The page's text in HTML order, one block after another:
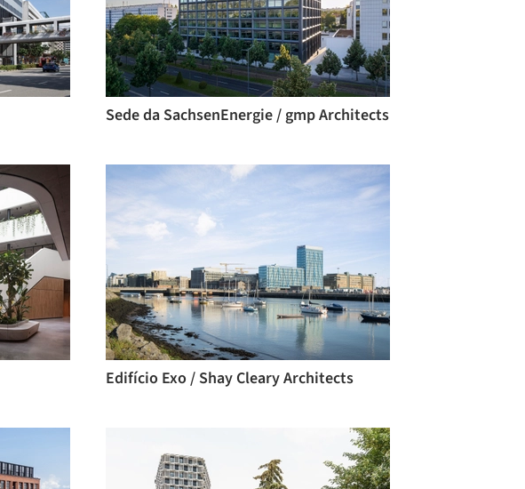
Sede da SachsenEnergie / gmp Architects
Edifício Exo / Shay Cleary Architects